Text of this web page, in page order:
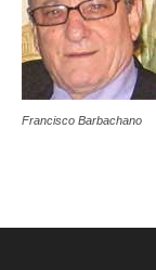
Francisco Barbachano